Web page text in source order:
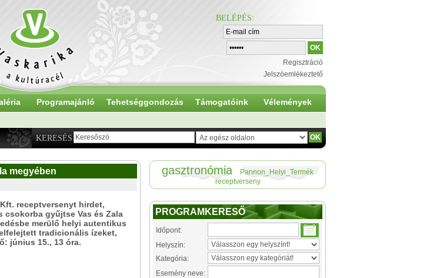
BELÉPÉS:
Regisztráció
Jelszóemlékeztető
Programajánló Tehetséggondozás Támogatóink Vélemények
KERESÉS
megyében
receptversenyt hirdet,
csokorba gyűjtse Vas és Zala
merülő helyi autentikus
tradicionális ízeket,
június 15., 13 óra.
gasztronómia
Pannon_Helyi_Termék
receptverseny
PROGRAMKERESŐ
Időpont:
Helyszín:
Kategória:
Esemény neve: